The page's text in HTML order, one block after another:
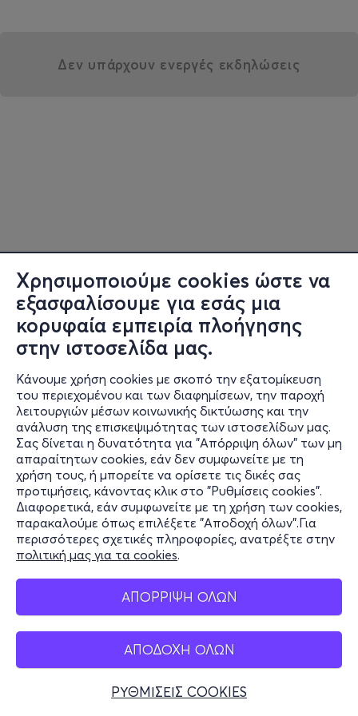
Χρησιμοποιούμε cookies ώστε να
εξασφαλίσουμε για εσάς μια
κορυφαία εμπειρία πλοήγησης
στην ιστοσελίδα μας.
Κάνουμε χρήση cookies με σκοπό την εξατομίκευση
του περιεχομένου και των διαφημίσεων, την παροχή
λειτουργιών μέσων κοινωνικής δικτύωσης και την
ανάλυση της επισκεψιμότητας των ιστοσελίδων μας.
Σας δίνεται η δυνατότητα για "Απόρριψη όλων" των μη
απαραίτητων cookies, εάν δεν συμφωνείτε με τη
χρήση τους, ή μπορείτε να ορίσετε τις δικές σας
προτιμήσεις, κάνοντας κλικ στο "Ρυθμίσεις cookies".
Διαφορετικά, εάν συμφωνείτε με τη χρήση των cookies,
παρακαλούμε όπως επιλέξετε "Αποδοχή όλων".Για
περισσότερες σχετικές πληροφορίες, ανατρέξτε στην
πολιτική μας για τα cookies.
ΑΠΟΡΡΙΨΗ ΟΛΩΝ
ΑΠΟΔΟΧΗ ΟΛΩΝ
ΡΥΘΜΙΣΕΙΣ COOKIES
Δεν υπάρχουν ενεργές εκδηλώσεις